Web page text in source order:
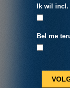
Ik wil incl.
Bel me